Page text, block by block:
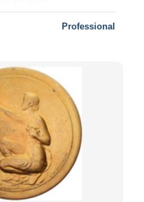
Professional